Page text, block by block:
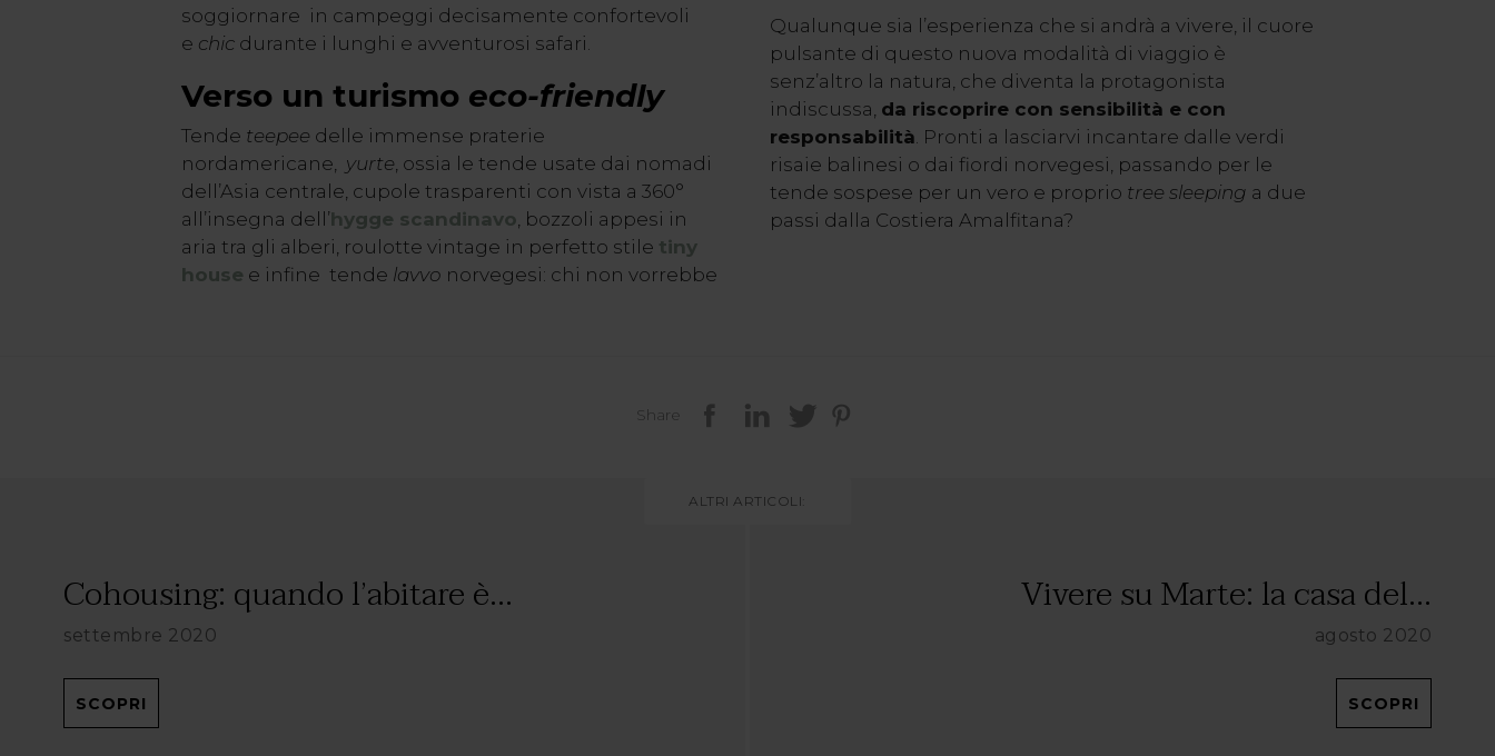
soggiornare in campeggi decisamente confortevoli
e chicdurante i lunghi e avventurosi safari.
Verso un turismo eco-friendly
Tende teepee delle immense praterie
nordamericane, yurte , ossia le tende usate dai nomadi
dell’Asia centrale, cupole trasparenti con vista a 360°
all’insegna dell’hygge scandinavo , bozzoli appesi in
aria tra gli alberi, roulotte vintage in perfetto stile tiny
house e infine tende lavvo norvegesi: chi non vorrebbe
Qualunque sia l’esperienza che si andrà a vivere, il cuore
pulsante di questo nuova modalità di viaggio è
senz’altro la natura, che diventa la protagonista
indiscussa, da riscoprire con sensibilità e con
responsabilità . Pronti a lasciarvi incantare dalle verdi
risaie balinesi o dai fiordi norvegesi, passando per le
tende sospese per un vero e proprio tree sleeping a due
passi dalla Costiera Amalfitana?
Share
ALTRI ARTICOLI:
Cohousing: quando l’abitare è...
settembre 2020
SCOPRI
Vivere su Marte: la casa del...
agosto 2020
SCOPRI